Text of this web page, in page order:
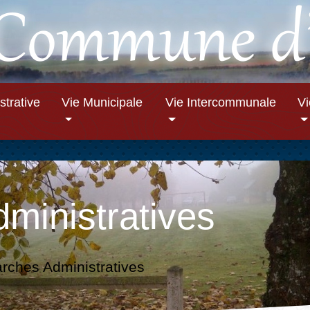
Vie Municipale Vie Intercommunale
Administratives